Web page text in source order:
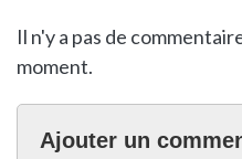
Il n'y a pas de
moment.
Ajouter un